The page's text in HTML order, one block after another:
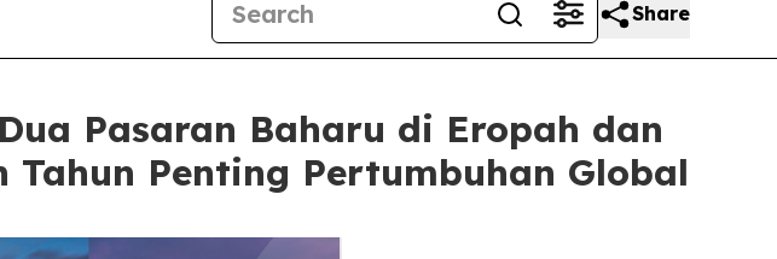
Share
Pasaran Baharu di Eropah dan
Penting Pertumbuhan Global